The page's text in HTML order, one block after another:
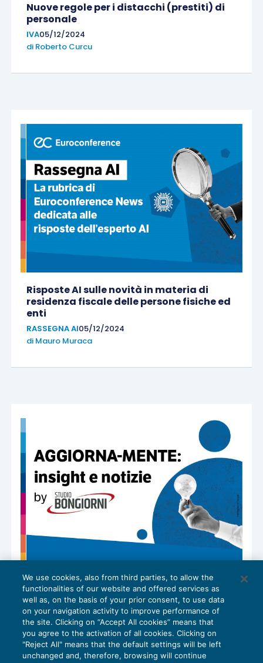
Nuove regole per i distacchi (prestiti) di
personale
IVA05/12/2024
di Roberto Curcu
Risposte AI sulle novità in materia di
residenza fiscale delle persone fisiche ed
enti
RASSEGNA AI05/12/2024
di Mauro Muraca
Aggiorna-Mente: le categorie di azioni
CRESCITA PROFESSIONALE05/12/2024
diFerruccio Bongiorni di Studio Bongiorni
We use cookies, also from third parties, to allow the
functionalities of our website and offered services as
well as, on the basis of your prior consent, to use data
on your navigation activity to improve performance of
the site. Clicking on “Accept All cookies” means that
you agree to the activation of all cookies. Clicking on
"Reject All" means that the default settings will be left
unchanged and, therefore, browsing will continue